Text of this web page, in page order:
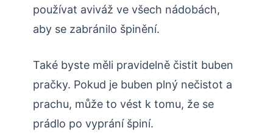
používat aviváž ve všech nádobách,
aby se zabránilo špinění.
Také byste měli pravidelně čistit buben
pračky. Pokud je buben plný nečistot a
prachu, může to vést k tomu, že se
prádlo po vyprání špiní.